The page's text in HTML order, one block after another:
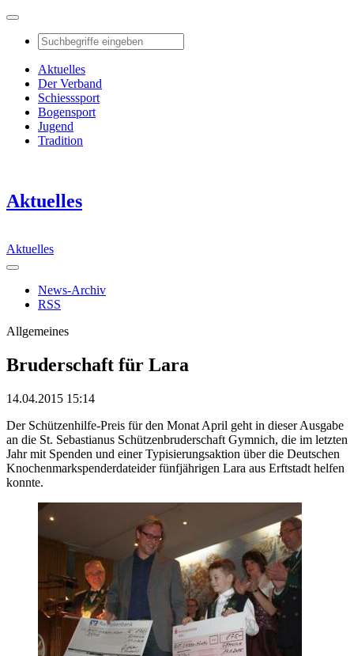
Aktuelles
Der Verband
Schiesssport
Bogensport
Jugend
Tradition
Aktuelles
Aktuelles
News-Archiv
RSS
Allgemeines
Bruderschaft für Lara
14.04.2015 15:14
Der Schützenhilfe-Preis für den Monat April geht in dieser Ausgabe
an die St. Sebastianus Schützenbruderschaft Gymnich, die im letzten
Jahr mit Spenden und einer Typisierungsaktion über die Deutschen
Knochenmarkspenderdateider fünfjährigen Lara aus Erftstadt helfen
konnte.